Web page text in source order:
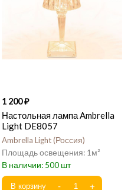
1 200
Настольная лампа Ambrella
Light DE8057
Ambrella Light Россия
1
500